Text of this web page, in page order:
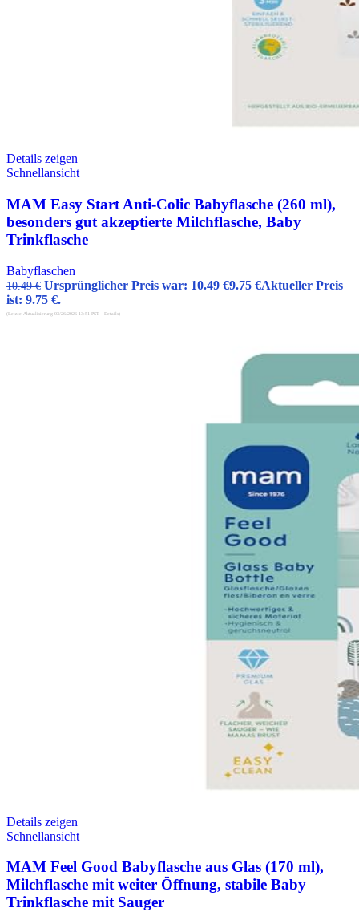
Details zeigen
Schnellansicht
MAM Easy Start Anti-Colic Babyflasche (260 ml),
besonders gut akzeptierte Milchflasche, Baby
Trinkflasche
Babyflaschen
10.49€ Ursprünglicher Preis war: 10.49 €9.75 €Aktueller Preis
ist: 9.75 €.
(Letzte Aktualisierung 03/26/2026 13:51 PST - Details)
Details zeigen
Schnellansicht
MAM Feel Good Babyflasche aus Glas (170 ml),
Milchflasche mit weiter Öffnung, stabile Baby
Trinkflasche mit Sauger